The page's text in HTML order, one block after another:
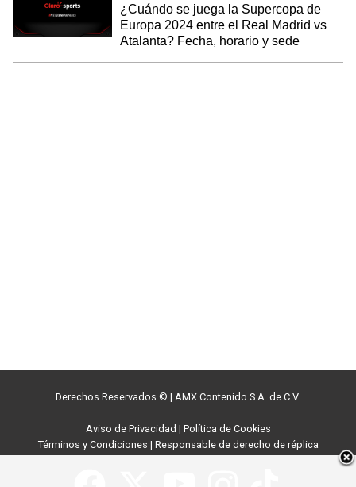
¿Cuándo se juega la Supercopa de
Europa 2024 entre el Real Madrid vs
Atalanta? Fecha, horario y sede
Derechos Reservados © | AMX Contenido S.A. de C.V.
Aviso de Privacidad | Política de Cookies
Términos y Condiciones | Responsable de derecho de réplica